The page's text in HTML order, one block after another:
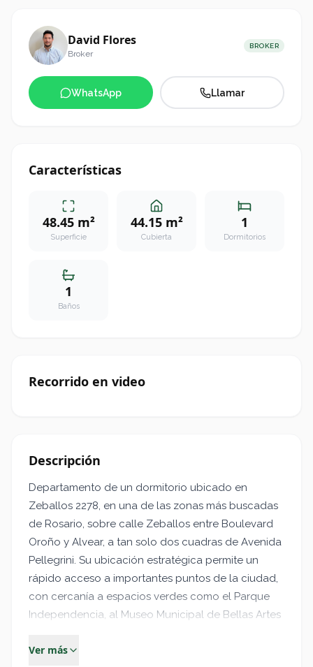
David Flores
Broker
BROKER
WhatsApp Llamar
Características
48.45 m²
Superficie
44.15 m²
Cubierta
1
Dormitorios
1
Baños
Recorrido en video
Descripción
Departamento de un dormitorio ubicado en
Zeballos 2278, en una de las zonas más buscadas
de Rosario, sobre calle Zeballos entre Boulevard
Oroño y Alvear, a tan solo dos cuadras de Avenida
Pellegrini. Su ubicación estratégica permite un
rápido acceso a importantes puntos de la ciudad,
con cercanía a espacios verdes como el Parque
Independencia, al Museo Municipal de Bellas Artes
Ver más